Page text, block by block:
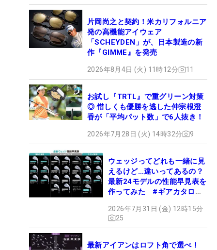
片岡尚之と契約！米カリフォルニア
発の高機能アイウェア
「SCHEYDEN」が、日本製造の新
作『GIMME』を発売
2026年8月4日 (火) 11時12分 11
お試し『TRTL』で重グリーン対策
◎ 惜しくも優勝を逃した仲宗根澄
香が「平均パット数」で6人抜き！
2026年7月28日 (火) 14時32分 9
ウェッジってどれも一緒に見
えるけど…違いってあるの？
最新24モデルの性能早見表を
作ってみた #ギアカタログ
2026年7月31日 (金) 12時15分
25
最新アイアンはロフト角で選べ！